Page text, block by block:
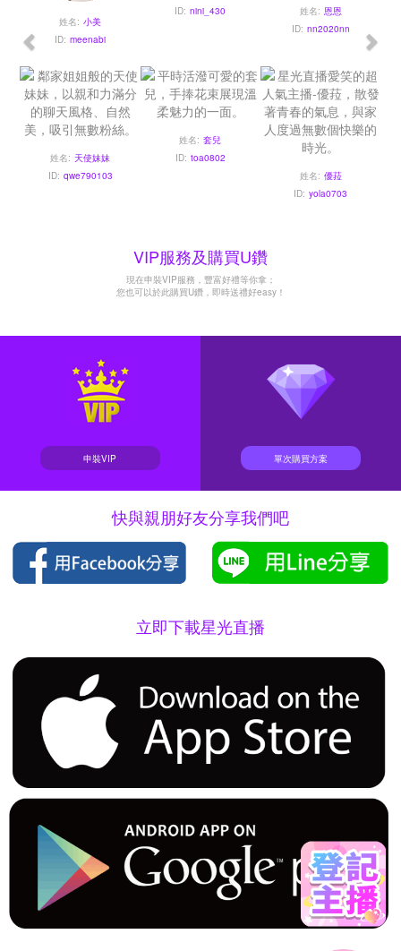
姓名: 小美
ID: meenabi
ID: nini_430 姓名: 恩恩
ID: nn2020nn
姓名: 天使妹妹
ID: qwe790103
姓名: 套兒
ID: toa0802
姓名: 優菈
ID: yola0703
VIP服務及購買U鑽
現在申裝VIP服務，豐富好禮等你拿；
您也可以於此購買U鑽，即時送禮好easy！
申裝VIP 單次購買方案
快與親朋好友分享我們吧
立即下載星光直播